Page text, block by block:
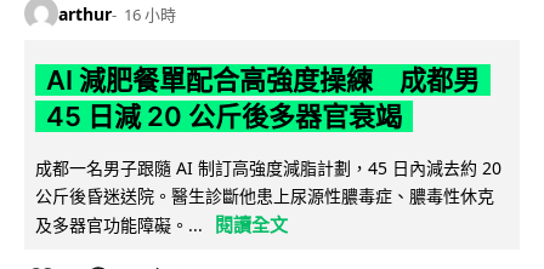
arthur 16 小時
AI 減肥餐單配合高強度操練 成都男
45 日減 20 公斤後多器官衰竭
成都一名男子跟隨 AI 制訂高強度減脂計劃，45 日內減去約 20
公斤後昏迷送院。醫生診斷他患上尿源性膿毒症、膿毒性休克
及多器官功能障礙。...
閱讀全文